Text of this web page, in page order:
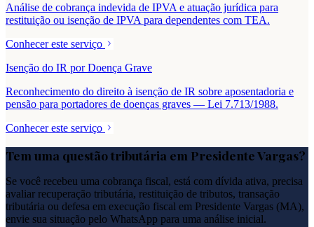
Análise de cobrança indevida de IPVA e atuação jurídica para
restituição ou isenção de IPVA para dependentes com TEA.
Conhecer este serviço
Isenção do IR por Doença Grave
Reconhecimento do direito à isenção de IR sobre aposentadoria e
pensão para portadores de doenças graves — Lei 7.713/1988.
Conhecer este serviço
Tem uma questão tributária em Presidente Vargas?
Se você recebeu uma cobrança fiscal, está com dívida ativa, precisa
avaliar recuperação tributária, restituição de tributos, transação
tributária ou defesa em execução fiscal em Presidente Vargas (MA),
envie sua situação pelo WhatsApp para uma análise inicial.